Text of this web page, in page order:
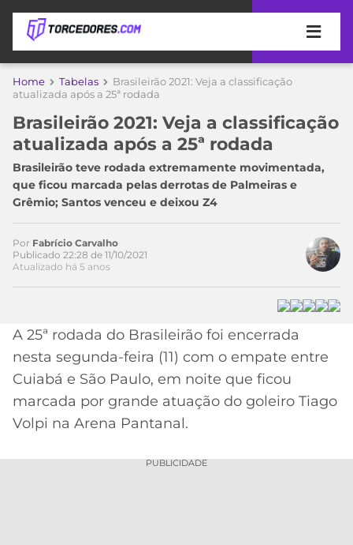
APOSTAS
DE
APOSTA
MELHORES
SITES
DE
APOSTAS
2026
BETBOOM
CÓDIGO
DE
INDICAÇÃO
BET365
COPA
DO
MUNDO
MEU
TIME
PALMEIRAS
CORINTHIANS
SÃO
CAMPEONATOS
SÉRIE
A
LIBERTADORES
DO
ESPORTIVA
MERCADO
DA
BOLA
PALPITES
Home Tabelas
Brasileirão 2021: Veja a classificação
atualizada após a 25ª rodada
Brasileirão 2021: Veja a classificação
atualizada após a 25ª rodada
Brasileirão teve rodada extremamente movimentada,
que ficou marcada pelas derrotas de Palmeiras e
Grêmio; Santos venceu e deixou Z4
Por Fabrício Carvalho
Publicado 22:28 de 11/10/2021
Atualizado há 5 anos
A 25ª rodada do Brasileirão foi encerrada
nesta segunda-feira (11) com o empate entre
Cuiabá e São Paulo, em noite que ficou
marcada por grande atuação do goleiro Tiago
Volpi na Arena Pantanal.
PUBLICIDADE